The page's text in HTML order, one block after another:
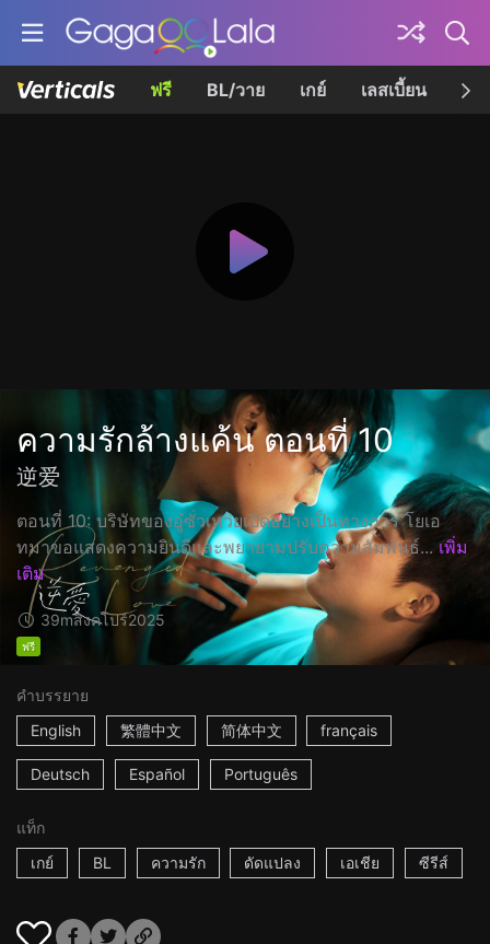
ฟรี BL/วาย เกย์ เลสเบี้ยน เค
ความรักล้างแค้น ตอนที่ 10
逆爱
ตอนที่ 10: บริษัทของอู๋ซั่วเหว่ยเปิดอย่างเป็นทางการ โยเอ
ทมาขอแสดงความยินดีและพยายามปรับความสัมพันธ์... เพิ่ม
เติม
39mสิงคโปร์2025
ฟรี
คำบรรยาย
English
繁體中文 简体中文 français
Deutsch Español Português
แท็ก
เกย์
BL ความรัก ดัดแปลง เอเชีย ซีรีส์